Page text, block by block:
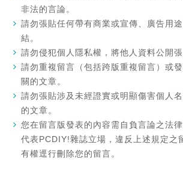
非法的言論。
請勿張貼任何帶有商業或宣傳、廣告用
結。
請勿侵犯個人隱私權，將他人資料公開張
請勿重複留言（包括跨版重複留言）或
關的文章。
請勿張貼涉及未經證實或明顯傷害個人
的文章。
您在留言版發表的內容需自負言論之法
代表PCDIY!雜誌立場，違反上述規定之
有權逕行刪除您的留言。